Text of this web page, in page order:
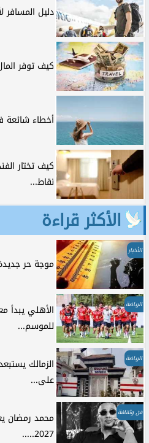
دليل
كيف توفر
أخطاء شائعة
نقاط...
الأكثر قراءة
الأخبار
موجة حر جديدة تضرب 8
الرياضة
الأهلي يبدأ
للموسم...
الرياضة
على...
فن وثقافة
محمد رمضان
2027.....